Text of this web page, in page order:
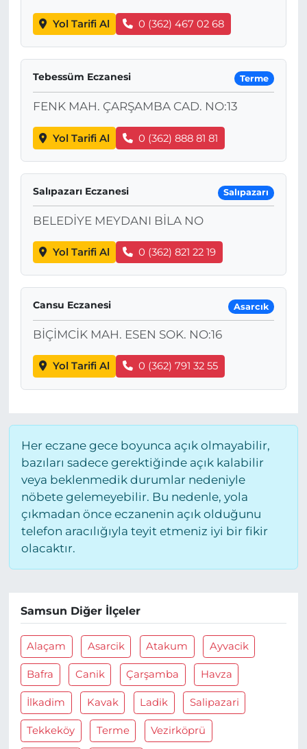
Yol Tarifi Al 0 (362) 467 02 68
Tebessüm Eczanesi Terme
FENK MAH. ÇARŞAMBA CAD. NO:13
Yol Tarifi Al 0 (362) 888 81 81
Salıpazarı Eczanesi Salıpazarı
BELEDİYE MEYDANI BİLA NO
Yol Tarifi Al 0 (362) 821 22 19
Cansu Eczanesi Asarcık
BİÇİMCİK MAH. ESEN SOK. NO:16
Yol Tarifi Al 0 (362) 791 32 55
Her eczane gece boyunca açık olmayabilir,
bazıları sadece gerektiğinde açık kalabilir
veya beklenmedik durumlar nedeniyle
nöbete gelemeyebilir. Bu nedenle, yola
çıkmadan önce eczanenin açık olduğunu
telefon aracılığıyla teyit etmeniz iyi bir fikir
olacaktır.
Samsun Diğer İlçeler
Alaçam Asarcik Atakum Ayvacik
Bafra Canik Çarşamba Havza
İlkadim Kavak Ladik Salipazari
Tekkeköy Terme Vezirköprü